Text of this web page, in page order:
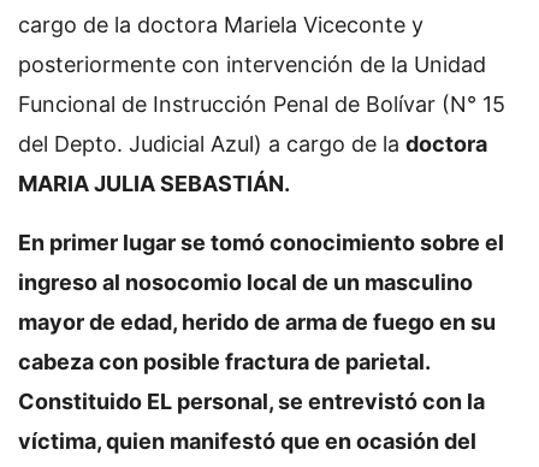
cargo de la doctora Mariela Viceconte y
posteriormente con intervención de la Unidad
Funcional de Instrucción Penal de Bolívar (N° 15
del Depto. Judicial Azul) a cargo de la doctora
MARIA JULIA SEBASTIÁN.
En primer lugar se tomó conocimiento sobre el
ingreso al nosocomio local de un masculino
mayor de edad, herido de arma de fuego en su
cabeza con posible fractura de parietal.
Constituido EL personal, se entrevistó con la
víctima, quien manifestó que en ocasión del